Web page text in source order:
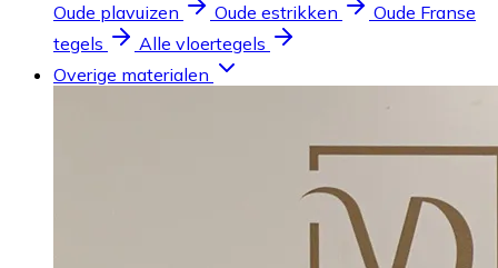
Oude plavuizen
Oude estrikken
Oude Franse
tegels
Alle vloertegels
Overige materialen